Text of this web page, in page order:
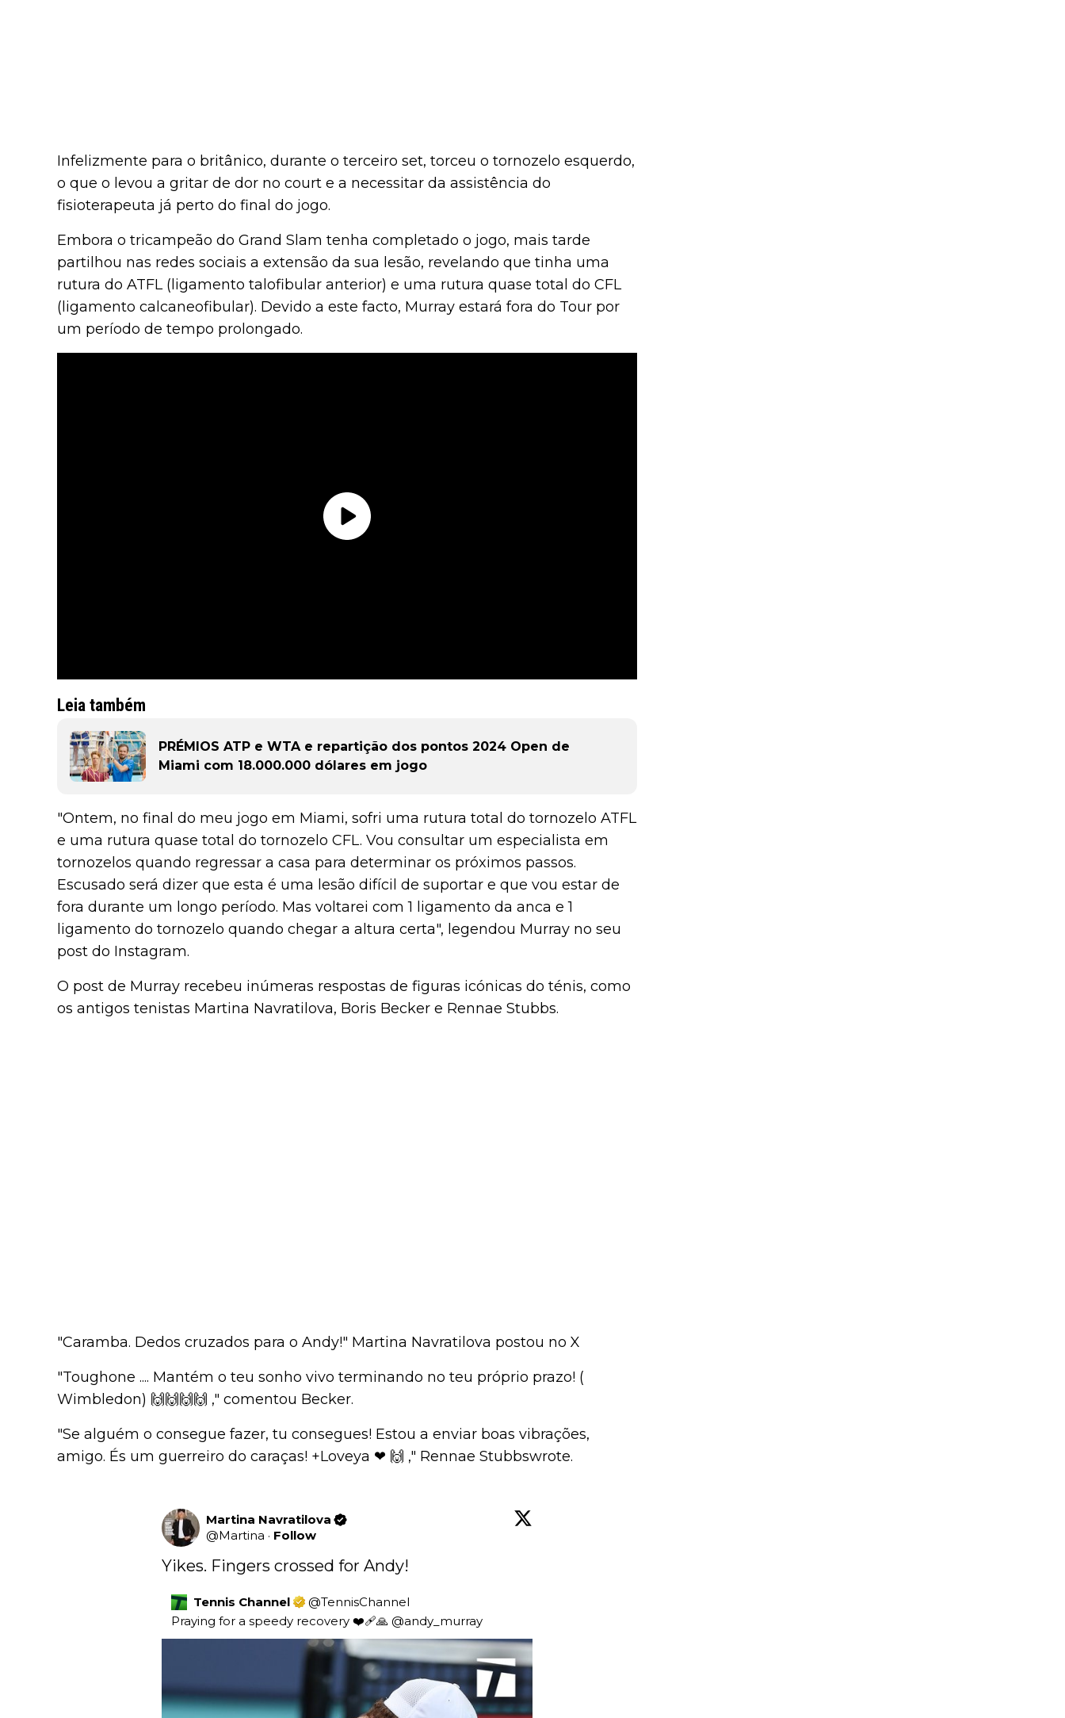
Infelizmente para o britânico, durante o terceiro set, torceu o tornozelo esquerdo,
o que o levou a gritar de dor no court e a necessitar da assistência do
fisioterapeuta já perto do final do jogo.
Embora o tricampeão do Grand Slam tenha completado o jogo, mais tarde
partilhou nas redes sociais a extensão da sua lesão, revelando que tinha uma
rutura do ATFL (ligamento talofibular anterior) e uma rutura quase total do CFL
(ligamento calcaneofibular). Devido a este facto, Murray estará fora do Tour por
um período de tempo prolongado.
Leia também
PRÉMIOS ATP e WTA e repartição dos pontos 2024 Open de
Miami com 18.000.000 dólares em jogo
"Ontem, no final do meu jogo em Miami, sofri uma rutura total do tornozelo ATFL
e uma rutura quase total do tornozelo CFL. Vou consultar um especialista em
tornozelos quando regressar a casa para determinar os próximos passos.
Escusado será dizer que esta é uma lesão difícil de suportar e que vou estar de
fora durante um longo período. Mas voltarei com 1 ligamento da anca e 1
ligamento do tornozelo quando chegar a altura certa", legendou Murray no seu
post do Instagram.
O post de Murray recebeu inúmeras respostas de figuras icónicas do ténis, como
os antigos tenistas Martina Navratilova, Boris Becker e Rennae Stubbs.
"Caramba. Dedos cruzados para o Andy!" Martina Navratilova postou no X
"Toughone .... Mantém o teu sonho vivo terminando no teu próprio prazo! (
Wimbledon) 🙌🙌🙌🙌 ," comentou Becker.
"Se alguém o consegue fazer, tu consegues! Estou a enviar boas vibrações,
amigo. És um guerreiro do caraças! +Loveya ❤ 🙌 ," Rennae Stubbswrote.
Martina Navratilova
@Martina · Follow
Yikes. Fingers crossed for Andy!
Tennis Channel @TennisChannel
Praying for a speedy recovery ❤️‍🩹🙏 @andy_murray